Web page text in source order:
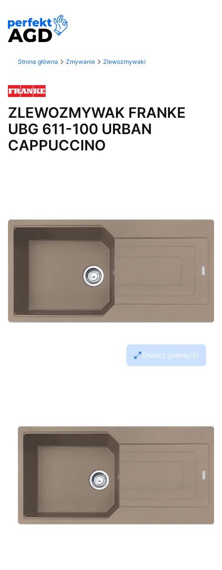
Strona główna Zmywanie Zlewozmywaki
Otwórz galerię(3)
ZLEWOZMYWAK FRANKE
UBG 611-100 URBAN
CAPPUCCINO